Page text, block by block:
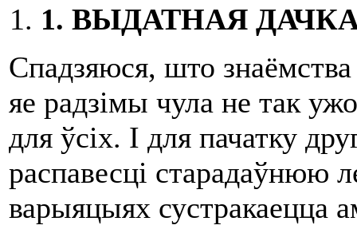
1. ВЫДАТНАЯ
Спадзяюся, што
яе радзімы чула не так
для ўсіх. І для пачатку
распавесці старадаўнюю
варыяцыях сустракаецца